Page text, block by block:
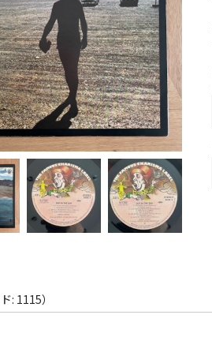
: 1115）